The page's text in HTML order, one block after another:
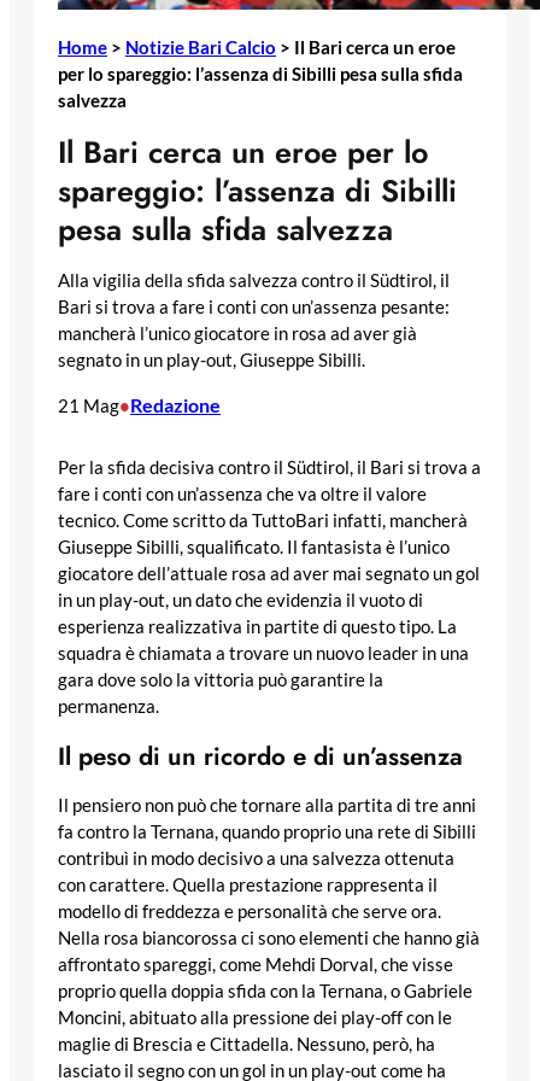
Home > Notizie Bari Calcio > Il Bari cerca un eroe
per lo spareggio: l’assenza di Sibilli pesa sulla sfida
salvezza
Il Bari cerca un eroe per lo
spareggio: l’assenza di Sibilli
pesa sulla sfida salvezza
Alla vigilia della sfida salvezza contro il Südtirol, il
Bari si trova a fare i conti con un’assenza pesante:
mancherà l’unico giocatore in rosa ad aver già
segnato in un play-out, Giuseppe Sibilli.
21 Mag•Redazione
Per la sfida decisiva contro il Südtirol, il Bari si trova a
fare i conti con un’assenza che va oltre il valore
tecnico. Come scritto da TuttoBari infatti, mancherà
Giuseppe Sibilli, squalificato. Il fantasista è l’unico
giocatore dell’attuale rosa ad aver mai segnato un gol
in un play-out, un dato che evidenzia il vuoto di
esperienza realizzativa in partite di questo tipo. La
squadra è chiamata a trovare un nuovo leader in una
gara dove solo la vittoria può garantire la
permanenza.
Il peso di un ricordo e di un’assenza
Il pensiero non può che tornare alla partita di tre anni
fa contro la Ternana, quando proprio una rete di Sibilli
contribuì in modo decisivo a una salvezza ottenuta
con carattere. Quella prestazione rappresenta il
modello di freddezza e personalità che serve ora.
Nella rosa biancorossa ci sono elementi che hanno già
affrontato spareggi, come Mehdi Dorval, che visse
proprio quella doppia sfida con la Ternana, o Gabriele
Moncini, abituato alla pressione dei play-off con le
maglie di Brescia e Cittadella. Nessuno, però, ha
lasciato il segno con un gol in un play-out come ha